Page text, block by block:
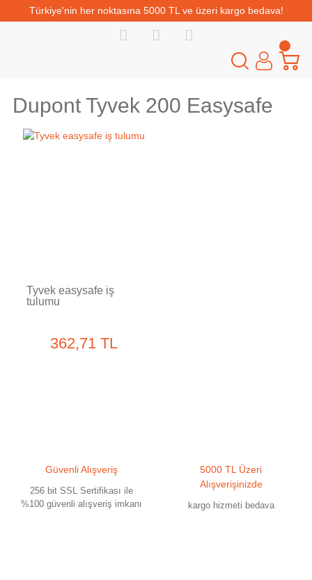
Türkiye'nin her noktasına 5000 TL ve üzeri kargo bedava!
Dupont Tyvek 200 Easysafe
Tyvek easysafe iş
tulumu
362,71 TL
Güvenli Alışveriş
256 bit SSL Sertifikası ile
%100 güvenli alışveriş imkanı
5000 TL Üzeri
Alışverişinizde
kargo hizmeti bedava